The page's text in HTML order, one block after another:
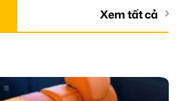
Xem tất cả